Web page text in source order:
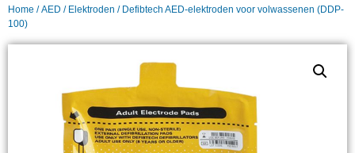
Home /AED / Elektroden / Defibtech AED-elektroden voor volwassenen (DDP-
100)